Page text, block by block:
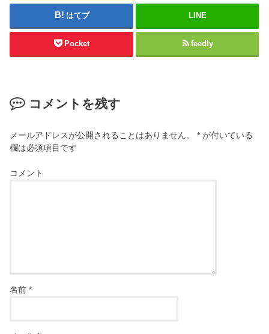
はてブ LINE
Pocket feedly
コメントを残す
メールアドレスが公開されることはありません。 * が付いている
欄は必須項目です
コメント
名前*